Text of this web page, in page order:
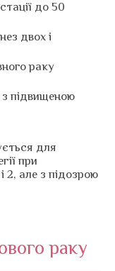
до 50
двох і
раку
з підвищеною
для
при
2, але з підозрою
раку